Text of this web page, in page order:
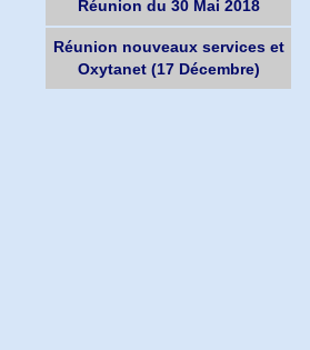
Réunion du 30 Mai 2018
Réunion nouveaux services et
Oxytanet (17 Décembre)